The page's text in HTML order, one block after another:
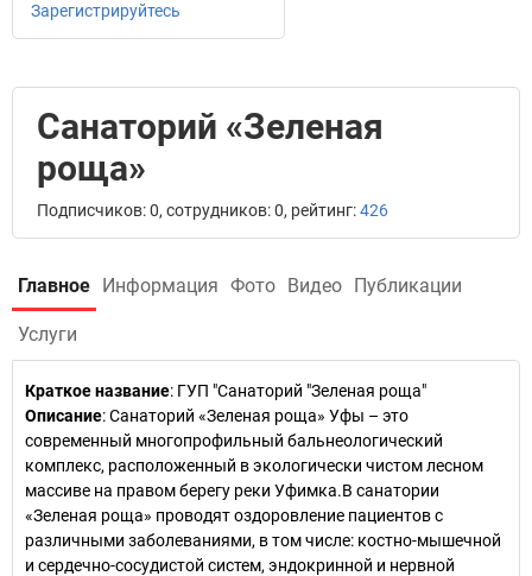
Зарегистрируйтесь
Санаторий «Зеленая
роща»
Подписчиков: 0, сотрудников: 0, рейтинг:426
Главное Информация Фото Видео Публикации
Услуги
Краткое название: ГУП "Санаторий "Зеленая роща"
Описание: Санаторий «Зеленая роща» Уфы – это
современный многопрофильный бальнеологический
комплекс, расположенный в экологически чистом лесном
массиве на правом берегу реки Уфимка.В санатории
«Зеленая роща» проводят оздоровление пациентов с
различными заболеваниями, в том числе: костно-мышечной
и сердечно-сосудистой систем, эндокринной и нервной